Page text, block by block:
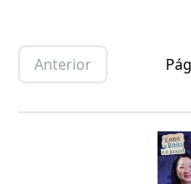
Anterior